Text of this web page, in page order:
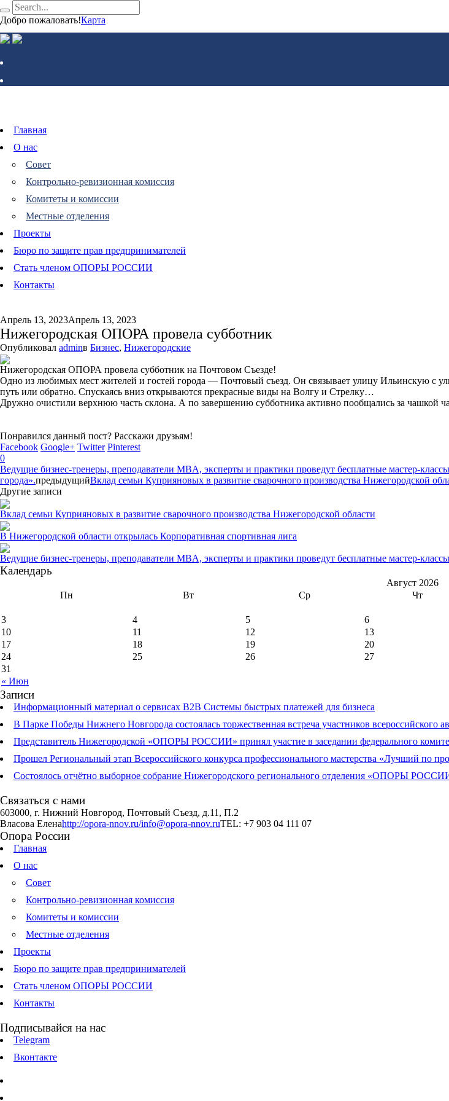
Добро пожаловать!Карта
Главная
О нас
Совет
Контрольно-ревизионная комиссия
Комитеты и комиссии
Местные отделения
Проекты
Бюро по защите прав предпринимателей
Стать членом ОПОРЫ РОССИИ
Контакты
Апрель 13, 2023Апрель 13, 2023
Нижегородская ОПОРА провела субботник
Опубликовал adminв Бизнес, Нижегородские
Нижегородская ОПОРА провела субботник на Почтовом Съезде!
Одно из любимых мест жителей и гостей города — Почтовый съезд. Он связывает улицу Ильинскую с
путь или обратно. Спускаясь вниз открываются прекрасные виды на Волгу и Стрелку…
Дружно очистили верхнюю часть склона. А по завершению субботника активно пообщались за
Понравился данный пост? Расскажи друзьям!
Facebook Google+ Twitter Pinterest
0
Ведущие бизнес-тренеры, преподаватели MBA, эксперты и практики проведут бесплатные мастер-
города».предыдущийВклад семьи Куприяновых в развитие сварочного производства Нижегородской
Другие записи
Вклад семьи Куприяновых в развитие сварочного производства Нижегородской области
В Нижегородской области открылась Корпоративная спортивная лига
Ведущие бизнес-тренеры, преподаватели MBA, эксперты и практики проведут бесплатные мастер-
Календарь
Август 2026
Пн
Вт Ср Чт
« Июн
3
4 5 6
10
11 12 13
17
18 19 20
24
25 26 27
31
Записи
Информационный материал о сервисах В2В Системы быстрых платежей для бизнеса
В Парке Победы Нижнего Новгорода состоялась торжественная встреча участников всероссийского
Представитель Нижегородской «ОПОРЫ РОССИИ» принял участие в заседании федерального
Прошел Региональный этап Всероссийского конкурса профессионального мастерства «Лучший по
Состоялось отчётно выборное собрание Нижегородского регионального отделения «ОПОРЫ
Связаться с нами
603000, г. Нижний Новгород, Почтовый Съезд, д.11, П.2
Власова Еленаhttp://opora-nnov.ru/info@opora-nnov.ruTEL: +7 903 04 111 07
Опора России
Главная
О нас
Совет
Контрольно-ревизионная комиссия
Комитеты и комиссии
Местные отделения
Проекты
Бюро по защите прав предпринимателей
Стать членом ОПОРЫ РОССИИ
Контакты
Подписывайся на нас
Telegram
Вконтакте